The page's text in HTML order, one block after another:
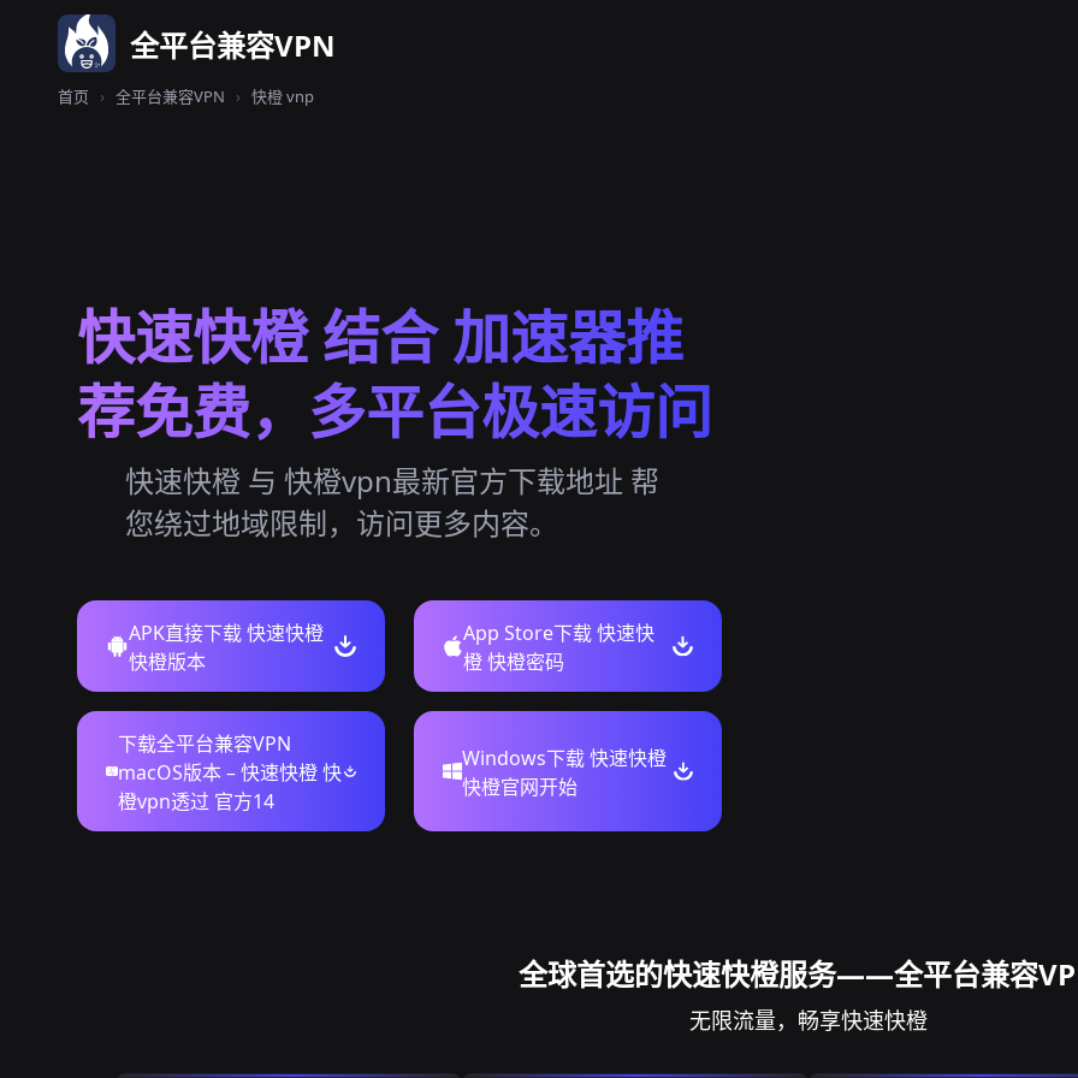
全平台兼容VPN
首页 › 全平台兼容VPN › 快橙 vnp
快速快橙 结合 加速器推
荐免费，多平台极速访问
快速快橙 与 快橙vpn最新官方下载地址 帮
您绕过地域限制，访问更多内容。
APK直接下载 快速快橙
快橙版本
App Store下载 快速快
橙 快橙密码
下载全平台兼容VPN
macOS版本 – 快速快橙 快
橙vpn透过 官方14
Windows下载 快速快橙
快橙官网开始
全球首选的快速快橙服务——全平台兼容
无限流量，畅享快速快橙